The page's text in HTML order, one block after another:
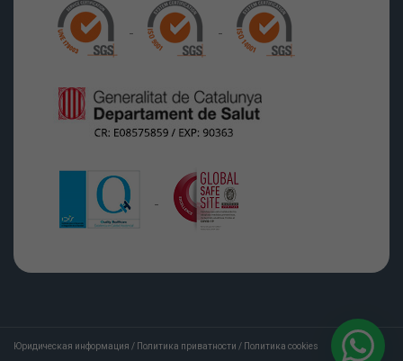
Юридическая информация / Политика приватности / Политика cookies